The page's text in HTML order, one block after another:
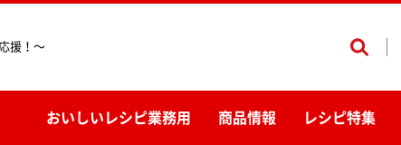
援！〜
おいしいレシピ業務用 商品情報 レシピ特集